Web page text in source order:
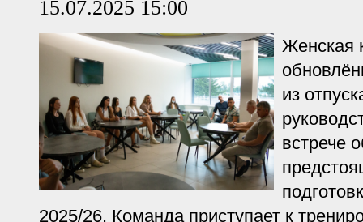
15.07.2025 15:00
Женская
из
встрече
2025/26. Команда приступает к